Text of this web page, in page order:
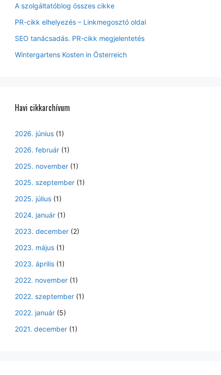
A szolgáltatóblog összes cikke
PR-cikk elhelyezés – Linkmegosztó oldal
SEO tanácsadás. PR-cikk megjelentetés
Wintergartens Kosten in Österreich
Havi cikkarchívum
2026. június (1)
2026. február (1)
2025. november (1)
2025. szeptember (1)
2025. július (1)
2024. január (1)
2023. december (2)
2023. május (1)
2023. április (1)
2022. november (1)
2022. szeptember (1)
2022. január (5)
2021. december (1)